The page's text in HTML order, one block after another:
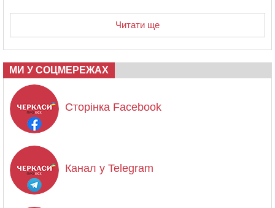
Читати ще
МИ У СОЦМЕРЕЖАХ
Сторінка Facebook
Канал у Telegram